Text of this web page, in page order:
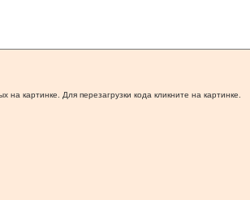
картинке. Для перезагрузки кода кликните на картинке.